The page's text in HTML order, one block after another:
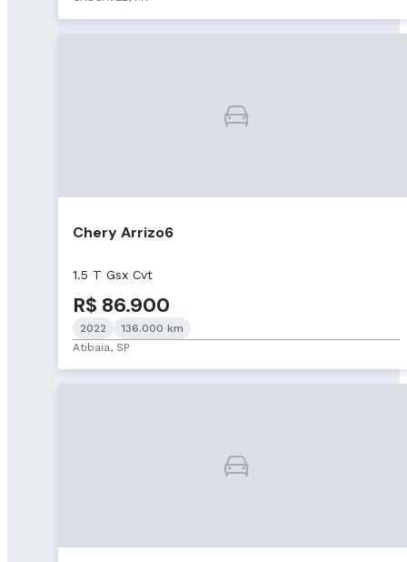
Chery Arrizo6
1.5 T Gsx Cvt
R$ 86.900
2022
136.000 km
Atibaia, SP